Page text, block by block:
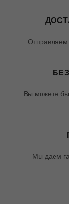
Отправляем
Вы можете
Мы даем